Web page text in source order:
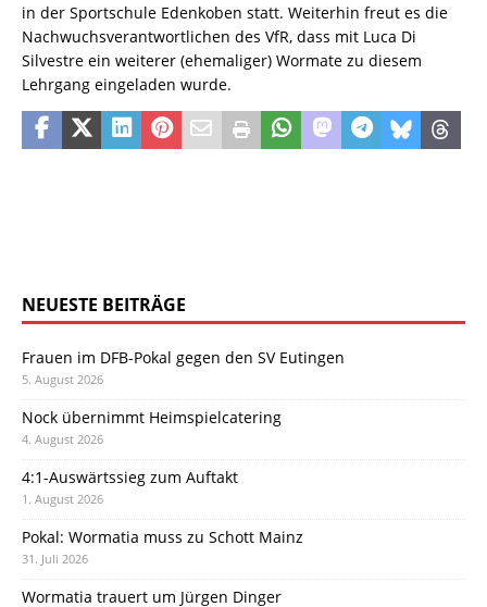
in der Sportschule Edenkoben statt. Weiterhin freut es die
Nachwuchsverantwortlichen des VfR, dass mit Luca Di
Silvestre ein weiterer (ehemaliger) Wormate zu diesem
Lehrgang eingeladen wurde.
NEUESTE BEITRÄGE
Frauen im DFB-Pokal gegen den SV Eutingen
5. August 2026
Nock übernimmt Heimspielcatering
4. August 2026
4:1-Auswärtssieg zum Auftakt
1. August 2026
Pokal: Wormatia muss zu Schott Mainz
31. Juli 2026
Wormatia trauert um Jürgen Dinger